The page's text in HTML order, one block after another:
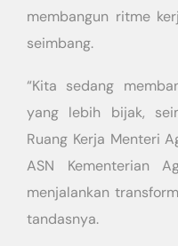
membangun ritme
seimbang.
“Kita sedang
yang lebih bijak,
Ruang Kerja Menteri
ASN Kementerian
menjalankan
tandasnya.